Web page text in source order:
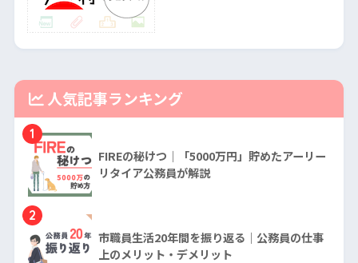
人気記事ランキング
1
FIREの秘けつ｜「5000万円」貯めたアーリー
リタイア公務員が解説
2
市職員生活20年間を振り返る｜公務員の仕事
上のメリット・デメリット